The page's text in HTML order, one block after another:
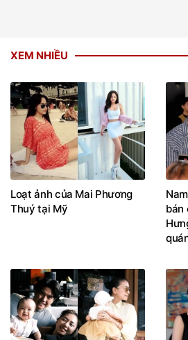
XEM NHIỀU
Loạt ảnh của Mai Phương
Thuý tại Mỹ
bán